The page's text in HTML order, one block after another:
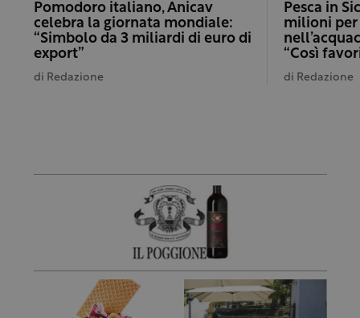
Pomodoro italiano, Anicav
celebra la giornata mondiale:
“Simbolo da 3 miliardi di euro di
export”
di Redazione
Pesca in
milioni
“Così
di Redazione